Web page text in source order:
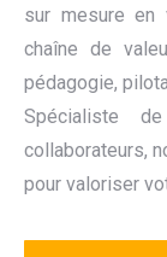
sur mesure en
chaîne de
pédagogie,
Spécialiste
collaborateurs,
pour valoriser